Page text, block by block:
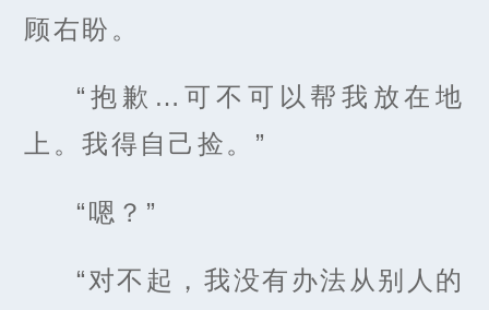
顾右盼。
“抱歉…可不可以帮我放在地
上。我得自己捡。”
“嗯？”
“对不起，我没有办法从别人的